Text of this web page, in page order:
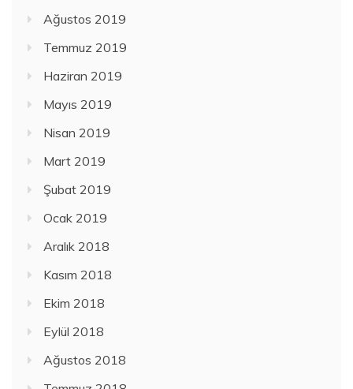
Ağustos 2019
Temmuz 2019
Haziran 2019
Mayıs 2019
Nisan 2019
Mart 2019
Şubat 2019
Ocak 2019
Aralık 2018
Kasım 2018
Ekim 2018
Eylül 2018
Ağustos 2018